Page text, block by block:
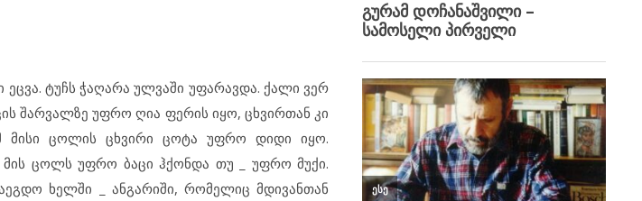
ტუჩს ჭაღარა ულვაში უფარავდა. ქალი ვერ
შარვალზე უფრო ღია ფერის იყო, ცხვირთან კი
ცოლის ცხვირი ცოტა უფრო დიდი იყო.
ცოლს უფრო ბაცი ჰქონდა თუ _ უფრო მუქი.
ხელში _ ანგარიში, რომელიც მდივანთან